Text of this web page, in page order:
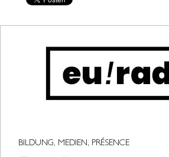
BILDUNG, MEDIEN, PRÉSENCE